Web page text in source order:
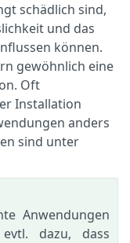
schädlich sind,
und das
können.
gewöhnlich eine
Oft
Installation
anders
sind unter
Anwendungen
dazu, dass